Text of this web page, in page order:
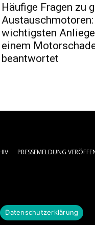
Häufige Fragen zu
Austauschmotoren:
wichtigsten
einem
beantwortet
PRESSEMELDUNG
Datenschutzerklärung